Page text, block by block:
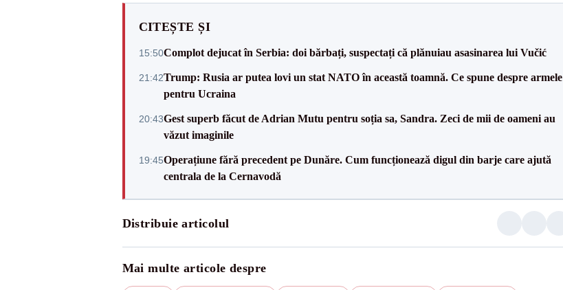
CITEȘTE ȘI
15:50Complot dejucat în Serbia: doi bărbați, suspectați că plănuiau asasinarea lui Vučić
21:42Trump: Rusia ar putea lovi un stat NATO în această toamnă. Ce spune despre armele
pentru Ucraina
20:43Gest superb făcut de Adrian Mutu pentru soția sa, Sandra. Zeci de mii de oameni au
văzut imaginile
19:45Operațiune fără precedent pe Dunăre. Cum funcționează digul din barje care ajută
centrala de la Cernavodă
Distribuie articolul
Mai multe articole despre